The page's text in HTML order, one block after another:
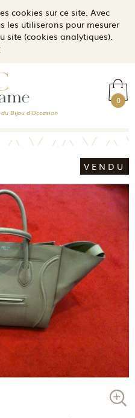
cookies sur ce site. Avec
les utiliserons pour mesurer
site (cookies analytiques).
0
Bijou d'Occasion
VENDU